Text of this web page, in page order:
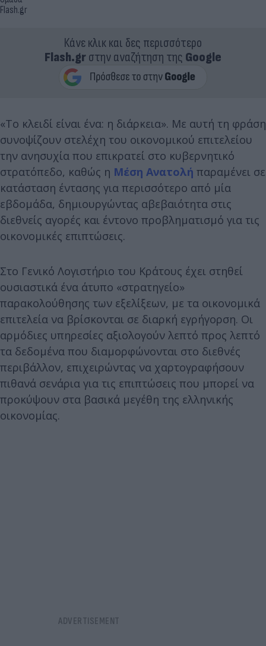
Flash.gr
Κάνε κλικ και δες περισσότερο
Flash.grστην αναζήτηση της Google
«Το κλειδί είναι ένα: η διάρκεια». Με αυτή τη φράση
συνοψίζουν στελέχη του οικονομικού επιτελείου
την ανησυχία που επικρατεί στο κυβερνητικό
στρατόπεδο, καθώς η Μέση Ανατολή παραμένει σε
κατάσταση έντασης για περισσότερο από μία
εβδομάδα, δημιουργώντας αβεβαιότητα στις
διεθνείς αγορές και έντονο προβληματισμό για τις
οικονομικές επιπτώσεις.
Στο Γενικό Λογιστήριο του Κράτους έχει στηθεί
ουσιαστικά ένα άτυπο «στρατηγείο»
παρακολούθησης των εξελίξεων, με τα οικονομικά
επιτελεία να βρίσκονται σε διαρκή εγρήγορση. Οι
αρμόδιες υπηρεσίες αξιολογούν λεπτό προς λεπτό
τα δεδομένα που διαμορφώνονται στο διεθνές
περιβάλλον, επιχειρώντας να χαρτογραφήσουν
πιθανά σενάρια για τις επιπτώσεις που μπορεί να
προκύψουν στα βασικά μεγέθη της ελληνικής
οικονομίας.